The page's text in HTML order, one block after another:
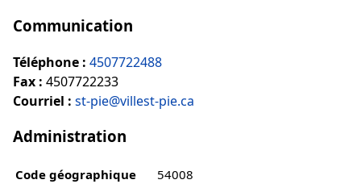
Communication
Téléphone : 4507722488
Fax : 4507722233
Courriel : st-pie@villest-pie.ca
Administration
Code géographique
54008